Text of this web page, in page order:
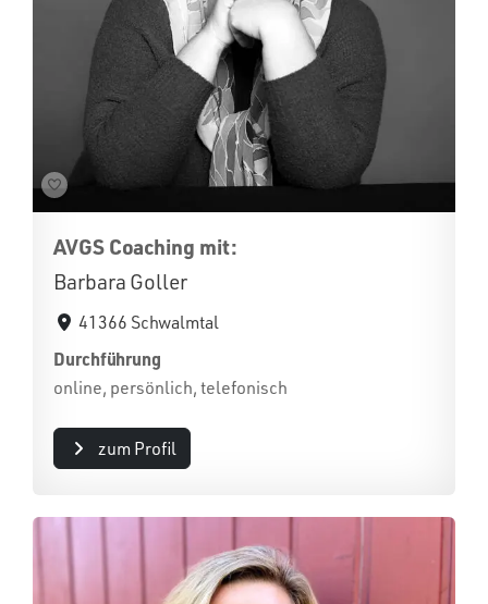
AVGS Coaching mit:
Barbara Goller
41366 Schwalmtal
Durchführung
online, persönlich, telefonisch
zum Profil